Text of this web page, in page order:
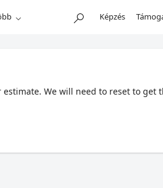
Képzés
We will need to reset to get